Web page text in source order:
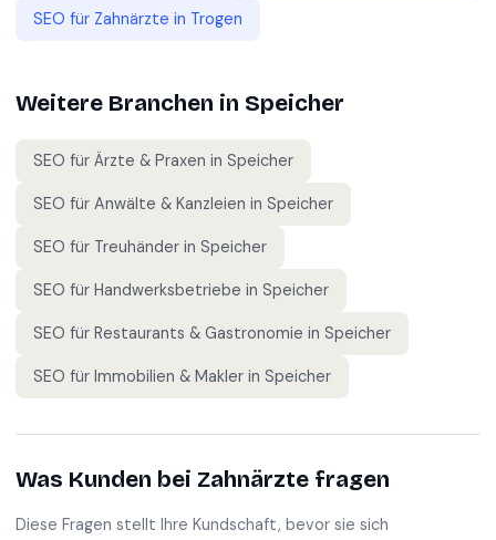
SEO für Zahnärzte in Trogen
Weitere Branchen in Speicher
SEO für Ärzte & Praxen in Speicher
SEO für Anwälte & Kanzleien in Speicher
SEO für Treuhänder in Speicher
SEO für Handwerksbetriebe in Speicher
SEO für Restaurants & Gastronomie in Speicher
SEO für Immobilien & Makler in Speicher
Was Kunden bei Zahnärzte fragen
Diese Fragen stellt Ihre Kundschaft, bevor sie sich